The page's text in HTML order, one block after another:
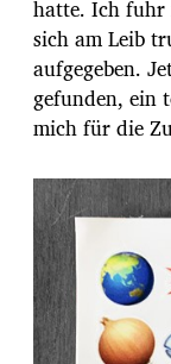
hatte. Ich fuhr
sich am Leib
aufgegeben.
gefunden, ein
mich für die